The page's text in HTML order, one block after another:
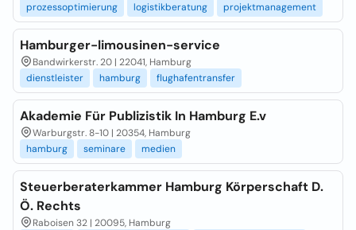
prozessoptimierung
logistikberatung projektmanagement
Hamburger-limousinen-service
Bandwirkerstr. 20 | 22041, Hamburg
dienstleister
hamburg flughafentransfer
Akademie Für Publizistik In Hamburg E.v
Warburgstr. 8-10 | 20354, Hamburg
hamburg
seminare medien
Steuerberaterkammer Hamburg Körperschaft D.
Ö. Rechts
Raboisen 32 | 20095, Hamburg